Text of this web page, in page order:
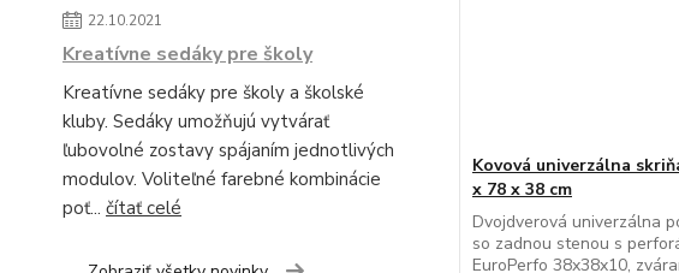
22.10.2021
Kreatívne sedáky pre školy
Kreatívne sedáky pre školy a školské
kluby. Sedáky umožňujú vytvárať
ľubovolné zostavy spájaním jednotlivých
modulov. Voliteľné farebné kombinácie
poť... čítať celé
Kovová univerzálna
x 78 x 38 cm
Dvojdverová univerzálna
so zadnou stenou s
EuroPerfo 38x38x10,